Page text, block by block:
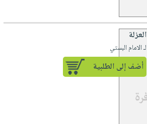
العزلة
لـ الامام البستي
أضف إلى الطلبية